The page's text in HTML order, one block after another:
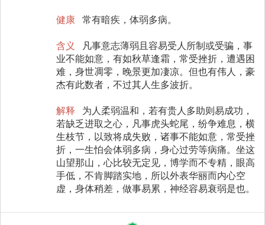
健康 常有暗疾，体弱多病。
含义
凡事意志薄弱且容易受人所制或受骗，事
业不能如意，有如秋草逢霜，常受挫折，遭遇困
难，身世凋零，晚景更加凄凉。但也有伟人，豪
杰有此数者，不过其人生多波折。
解释
为人柔弱温和，若有贵人多助则易成功，
若缺乏进取之心，凡事虎头蛇尾，纷争难息，横
生枝节，以致将成失败，诸事不能如意，常受挫
折，一生怕会体弱多病，身心过劳等病痛。坐这
山望那山，心比较无定见，博学而不专精，眼高
手低，不肯脚踏实地，所以外表华丽而内心空
虚，身体稍差，做事易累，神经容易衰弱是也。